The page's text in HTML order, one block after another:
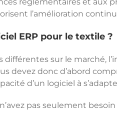
l’amélioration
ERP pour le textile ?
sur le marché,
devez donc d’abord
d’un logiciel à
pas seulement